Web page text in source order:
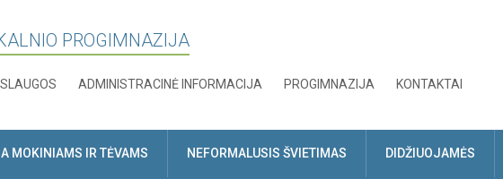
PROGIMNAZIJA
ADMINISTRACINĖ INFORMACIJA PROGIMNAZIJA KONTAKTAI
MOKINIAMS IR TĖVAMS NEFORMALUSIS ŠVIETIMAS DIDŽIUOJAMĖS